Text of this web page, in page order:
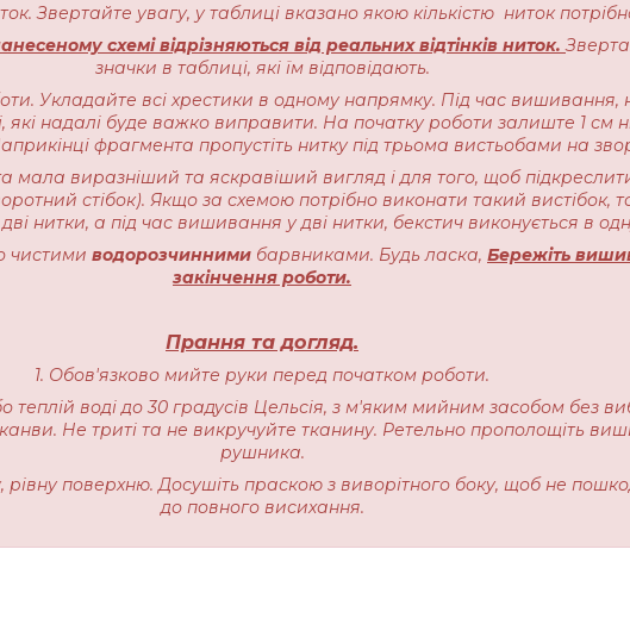
Звертайте увагу, у таблиці вказано якою кількістю ниток
схемі відрізняються від реальних відтінків ниток.
значки в таблиці, які їм відповідають.
Укладайте всі хрестики в одному напрямку. Під час вишивання,
надалі буде важко виправити. На початку роботи залиште 1 см
фрагмента пропустіть нитку під трьома вистьобами на
виразніший та яскравіший вигляд і для того, щоб підкреслити
стібок). Якщо за схемою потрібно виконати такий вистібок,
нитки, а під час вишивання у дві нитки, бекстич виконується в
чистими водорозчинними барвниками. Будь ласка, Бережіть
закінчення роботи.
Прання та догляд.
1. Обов'язково мийте руки перед початком роботи.
теплій воді до 30 градусів Цельсія, з м'яким мийним засобом без
Не триті та не викручуйте тканину. Ретельно прополощіть
рушника.
рівну поверхню. Досушіть праскою з виворітного боку, щоб не
до повного висихання.